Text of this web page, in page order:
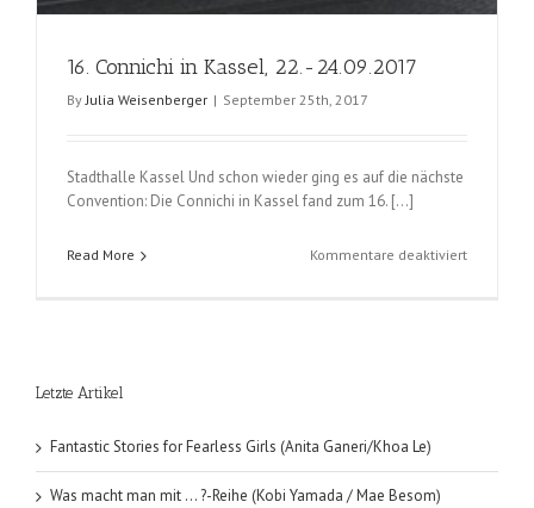
16. Connichi in Kassel, 22.-24.09.2017
ByJulia Weisenberger | September 25th, 2017
Stadthalle Kassel Und schon wieder ging es auf die nächste
Convention: Die Connichi in Kassel fand zum 16. [...]
Read More Kommentare deaktiviertfür
Letzte Artikel
Fantastic Stories for Fearless Girls (Anita Ganeri/Khoa Le)
Was macht man mit … ?-Reihe (Kobi Yamada / Mae Besom)